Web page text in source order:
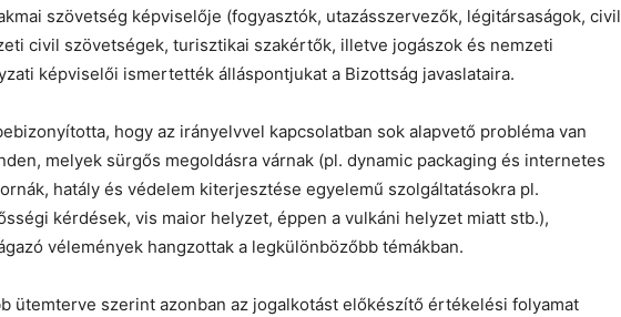
szövetség képviselője (fogyasztók, utazásszervezők, légitársaságok, civil
civil szövetségek, turisztikai szakértők, illetve jogászok és nemzeti
képviselői ismertették álláspontjukat a Bizottság javaslataira.
hogy az irányelvvel kapcsolatban sok alapvető probléma van
melyek sürgős megoldásra várnak (pl. dynamic packaging és internetes
hatály és védelem kiterjesztése egyelemű szolgáltatásokra pl.
kérdések, vis maior helyzet, éppen a vulkáni helyzet miatt stb.),
vélemények hangzottak a legkülönbözőbb témákban.
ütemterve szerint azonban az jogalkotást előkészítő értékelési folyamat